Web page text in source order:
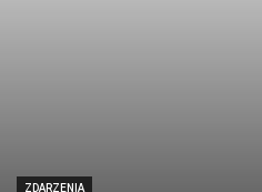
ZDARZENIA